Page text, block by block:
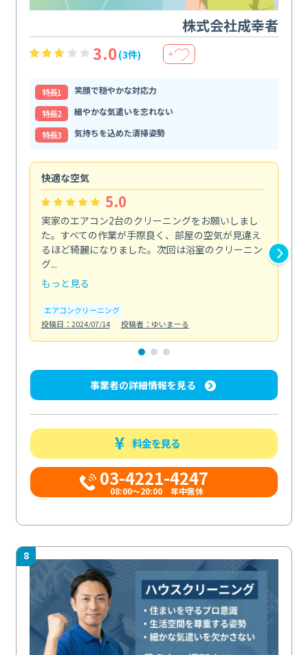
株式会社成幸者
3.0(3件) ＋
特⻑1
笑顔で穏やかな対応力
特⻑2
細やかな気遣いを忘れない
特⻑3
気持ちを込めた清掃姿勢
快適な空気
5.0
実家のエアコン2台のクリーニングをお願いしまし
た。すべての作業が手際良く、部屋の空気が見違え
るほど綺麗になりました。次回は浴室のクリーニン
グ...
もっと見る
エアコンクリーニング
投稿日：2024/07/14
投稿者：ゆいまーる
事業者の詳細情報を見る
料金を見る
03-4221-4247
08:00～20:00 年中無休
8